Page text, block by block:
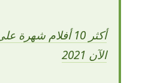
أكثر 10 أفلام
الآن 2021